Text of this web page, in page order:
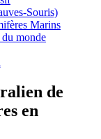
Souris)
Marins
du monde
de
en